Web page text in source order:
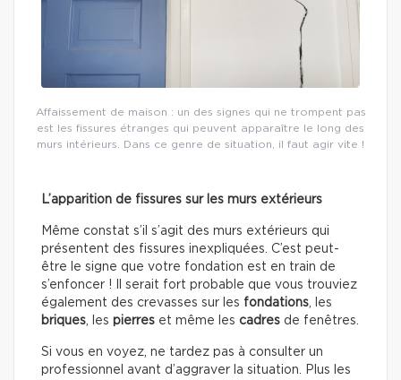
Affaissement de maison : un des signes qui ne trompent pas
est les fissures étranges qui peuvent apparaître le long des
murs intérieurs. Dans ce genre de situation, il faut agir vite !
L’apparition de fissures sur les murs extérieurs
Même constat s’il s’agit des murs extérieurs qui
présentent des fissures inexpliquées. C’est peut-
être le signe que votre fondation est en train de
s’enfoncer ! Il serait fort probable que vous trouviez
également des crevasses sur les fondations , les
briques , les pierres et même les cadres de fenêtres.
Si vous en voyez, ne tardez pas à consulter un
professionnel avant d’aggraver la situation. Plus les